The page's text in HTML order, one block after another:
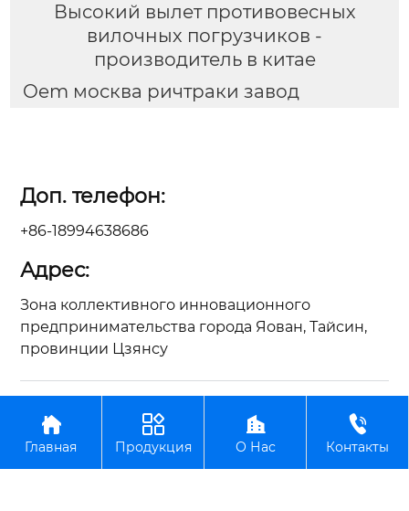
Высокий вылет противовесных
вилочных погрузчиков -
производитель в китае
Oem москва ричтраки завод
Доп. телефон:
+86-18994638686
Адрес:
Зона коллективного инновационного
предпринимательства города Яован, Тайсин,
провинции Цзянсу
производству вилочных погрузчиков

Главная

Продукция

О Нас

Контакты